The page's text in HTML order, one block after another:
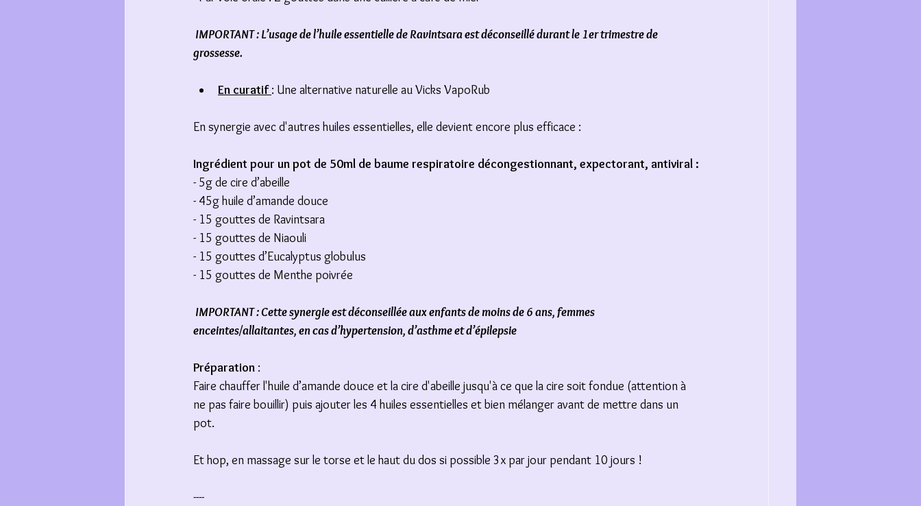
IMPORTANT : L’usage de l’huile essentielle de Ravintsara est déconseillé durant le 1er trimestre de
grossesse.
En curatif : Une alternative naturelle au Vicks VapoRub
En synergie avec d'autres huiles essentielles, elle devient encore plus efficace :
Ingrédient pour un pot de 50ml de baume respiratoire décongestionnant, expectorant, antiviral :
- 5g de cire d’abeille
- 45g huile d’amande douce
- 15 gouttes de Ravintsara
- 15 gouttes de Niaouli
- 15 gouttes d’Eucalyptus globulus
- 15 gouttes de Menthe poivrée
IMPORTANT : Cette synergie est déconseillée aux enfants de moins de 6 ans, femmes
enceintes/allaitantes, en cas d’hypertension, d’asthme et d’épilepsie
Préparation :
Faire chauffer l'huile d’amande douce et la cire d'abeille jusqu'à ce que la cire soit fondue (attention à
ne pas faire bouillir) puis ajouter les 4 huiles essentielles et bien mélanger avant de mettre dans un
pot.
Et hop, en massage sur le torse et le haut du dos si possible 3x par jour pendant 10 jours !
----